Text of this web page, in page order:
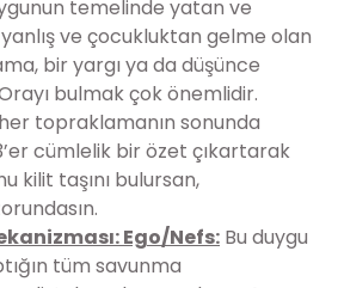
temelinde yatan ve
ve çocukluktan gelme olan
bir yargı ya da düşünce
bulmak çok önemlidir.
topraklamanın sonunda
cümlelik bir özet çıkartarak
kilit taşını bulursan,
Ego/Nefs: Bu duygu
tüm savunma